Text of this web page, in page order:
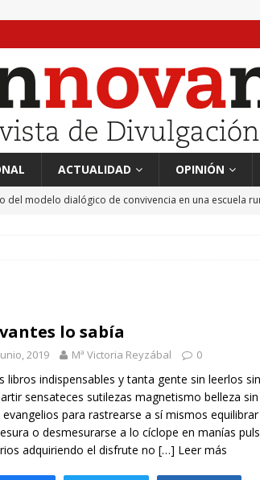
ACTUALIDAD OPINIÓN
del modelo dialógico de convivencia en una escuela
Llanos
MIL PALABRAS
otros mundos es posible: Tertulias entre familiares en la
Castillo
EVIDENCIAS
lo sabía
2019 Mª Victoria Reyzábal 0
libros indispensables y tanta gente sin leerlos sin
sensateces sutilezas magnetismo belleza
para rastrearse a sí mismos equilibrar
o desmesurarse a lo cíclope en manías
adquiriendo el disfrute no […] Leer más